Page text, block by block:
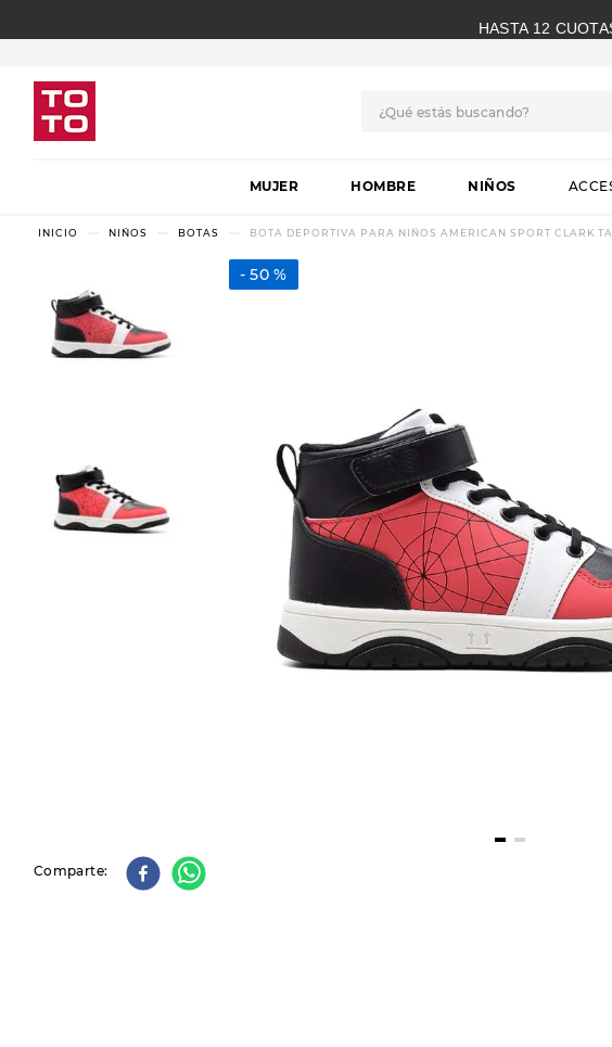
HASTA 12
MUJER HOMBRE NIÑOS
NIÑOS BOTAS BOTA DEPORTIVA PARA NIÑOS AMERICAN SPORT CLARK
50 %
Comparte
1.
botas
2.
skechers
3.
8.
sandalias
9.
slip-ins
10 . botas dama